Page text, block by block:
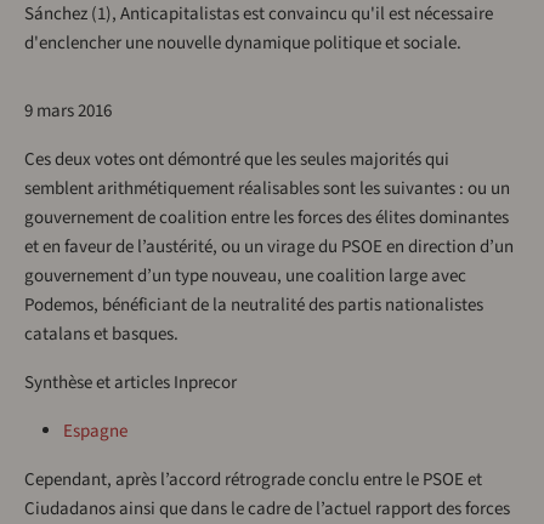
Sánchez (1), Anticapitalistas est convaincu qu'il est nécessaire
d'enclencher une nouvelle dynamique politique et sociale.
9 mars 2016
Ces deux votes ont démontré que les seules majorités qui
semblent arithmétiquement réalisables sont les suivantes : ou un
gouvernement de coalition entre les forces des élites dominantes
et en faveur de l’austérité, ou un virage du PSOE en direction d’un
gouvernement d’un type nouveau, une coalition large avec
Podemos, bénéficiant de la neutralité des partis nationalistes
catalans et basques.
Synthèse et articles Inprecor
Espagne
Cependant, après l’accord rétrograde conclu entre le PSOE et
Ciudadanos ainsi que dans le cadre de l’actuel rapport des forces